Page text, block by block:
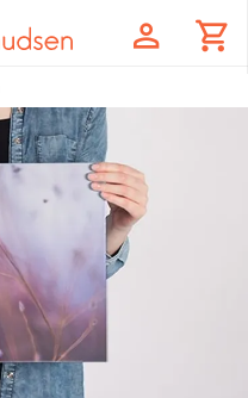
profile shopping_cart